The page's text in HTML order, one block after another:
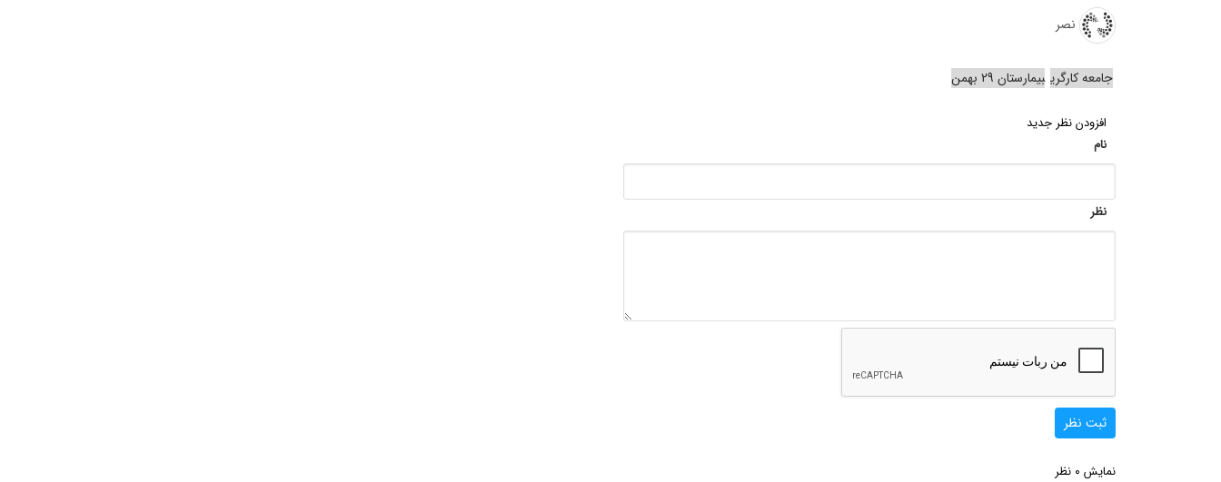
نصر
جامعه کارگری بیمارستان 29 بهمن
افزودن نظر جدید
نام
نظر
ثبت نظر
نمایش 0 نظر